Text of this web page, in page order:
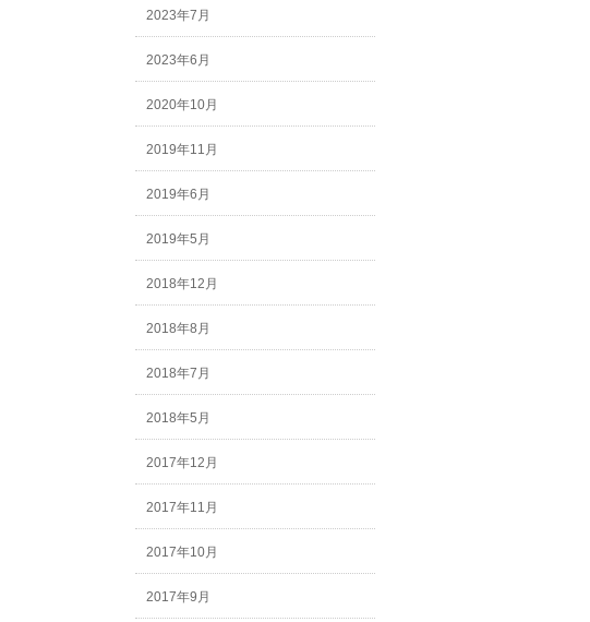
2023年7月
2023年6月
2020年10月
2019年11月
2019年6月
2019年5月
2018年12月
2018年8月
2018年7月
2018年5月
2017年12月
2017年11月
2017年10月
2017年9月